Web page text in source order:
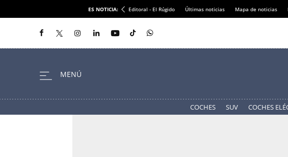
ES NOTICIA: Editoral - El Rúgido Últimas noticias Mapa de noticias
COCHES SUV COCHES